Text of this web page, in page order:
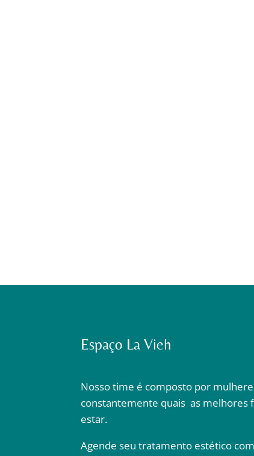
Espaço La Vieh
Nosso time é composto por
constantemente quais as melhores
estar.
Agende seu tratamento estético